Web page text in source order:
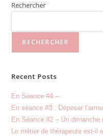
Rechercher
RECHERCHER
Recent Posts
En Séance #4 –
En séance #3 : Déposer
En Séance #2 – Un dimanche
Le métier de thérapeute est-il